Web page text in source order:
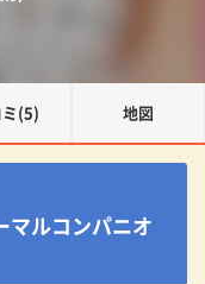
(5) 地図
マルコンパニオ